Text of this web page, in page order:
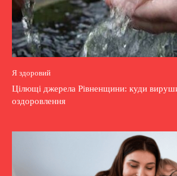
Я здоровий
Цілющі джерела Рівненщини: куди
оздоровлення